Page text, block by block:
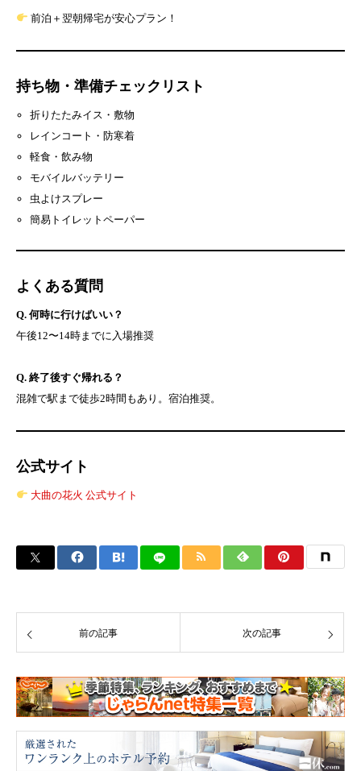
前泊＋翌朝帰宅が安心プラン！
持ち物・準備チェックリスト
折りたたみイス・敷物
レインコート・防寒着
軽食・飲み物
モバイルバッテリー
虫よけスプレー
簡易トイレットペーパー
よくある質問
Q. 何時に行けばいい？
午後12〜14時までに入場推奨
Q. 終了後すぐ帰れる？
混雑で駅まで徒歩2時間もあり。宿泊推奨。
公式サイト
大曲の花火 公式サイト
前の記事 次の記事